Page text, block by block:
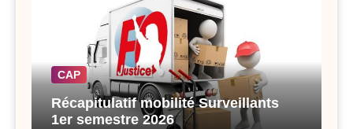
CAP
Récapitulatif mobilité Surveillants
1er semestre 2026